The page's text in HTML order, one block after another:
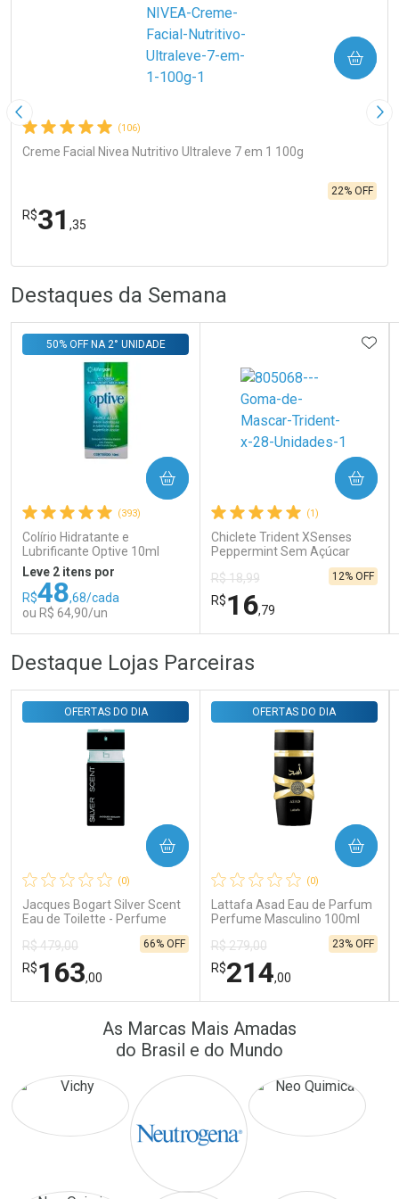
Imagem Anterior
(106)
Creme Facial Nivea Nutritivo Ultraleve 7 em 1 100g
R$31 ,35
22% OFF
COMPRAR
Laboratório
Ativar Desconto
Comprar sem Desconto
Por R$ 31,35/cada
Por Menos
Comprar sem Desconto
Por R$ 31,35/cada
Destaques da Semana
(393)
Colírio Hidratante e
Lubrificante Optive 10ml
50% OFF NA 2° UNIDADE
Leve 2 itens por
R$48,68/cada
ou R$ 64,90/un
COMPRAR
FECHAR
Laboratório
Comprar sem Desconto
Por R$ 64,90/cada
FECHAR
Por Menos
Comprar sem Desconto
Por R$ 64,90/cada
(1)
Chiclete Trident XSenses
Peppermint Sem Açúcar
R$ 18,99
R$16,79
12% OFF
COMPRAR
Comprar sem Desconto
Por R$ 16,79/cada
Por Menos
Comprar sem Desconto
Por R$ 16,79/cada
Destaque Lojas Parceiras
(0)
Jacques Bogart Silver Scent
Eau de Toilette - Perfume
OFERTAS DO DIA
R$ 479,00
R$163,00
66% OFF
COMPRAR
FECHAR
FECHAR
Por Menos
(0)
Lattafa Asad Eau de Parfum
Perfume Masculino 100ml
OFERTAS DO DIA
R$ 279,00
R$214,00
23% OFF
COMPRAR
Laboratório
Por Menos
As Marcas Mais Amadas
do Brasil e do Mundo